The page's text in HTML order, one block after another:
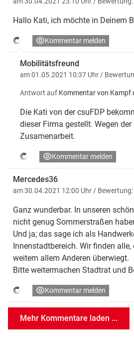
Hallo Kati, ich möchte in Deinem
Kommentar melden
Mobilitätsfreund
am 01.05.2021 10:37 Uhr /
Antwort auf Kommentar von Kampf
Die Kati von der csuFDP
dieser Firma gestellt. Wegen der
Zusamenarbeit.
Kommentar melden
Mercedes36
am 30.04.2021 12:00 Uhr / Bewertung:
Ganz wunderbar. In unseren
nicht genug Sommerstraßen
Und ja; das sage ich als
Innenstadtbereich. Wir finden alle,
weitem allem Anderen überwiegt.
Bitte weitermachen Stadtrat und
Kommentar melden
Mehr Kommentare laden ...